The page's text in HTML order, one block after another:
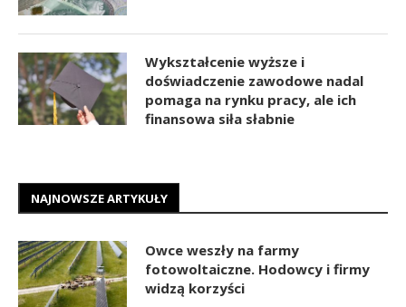
Wykształcenie wyższe i
doświadczenie zawodowe nadal
pomaga na rynku pracy, ale ich
finansowa siła słabnie
NAJNOWSZE ARTYKUŁY
Owce weszły na farmy
fotowoltaiczne. Hodowcy i firmy
widzą korzyści